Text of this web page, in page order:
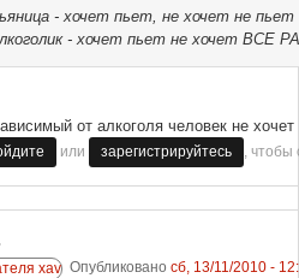
- хочет пьет, не хочет не пьет
- хочет пьет не хочет ВСЕ
от алкоголя человек не хочет
или зарегистрируйтесь ,
Опубликовано сб, 13/11/2010 -